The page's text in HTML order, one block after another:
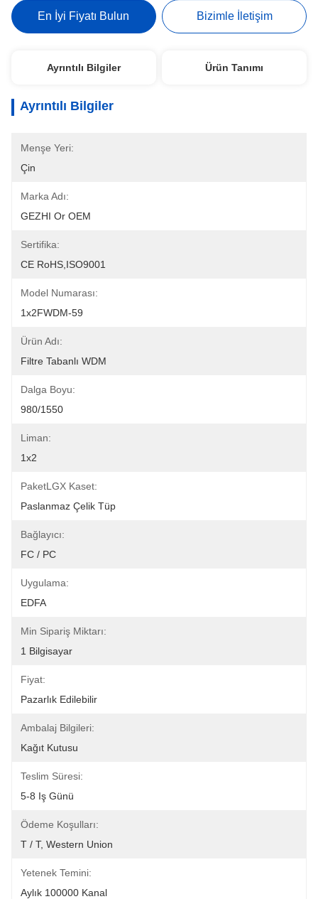
En İyi Fiyatı Bulun Bizimle İletişim
Ayrıntılı Bilgiler Ürün Tanımı
Ayrıntılı Bilgiler
Menşe Yeri:
Çin
Marka Adı:
GEZHI Or OEM
Sertifika:
CE RoHS,ISO9001
Model Numarası:
1x2FWDM-59
Ürün Adı:
Filtre Tabanlı WDM
Dalga Boyu:
980/1550
Liman:
1x2
PaketLGX Kaset:
Paslanmaz Çelik Tüp
Bağlayıcı:
FC / PC
Uygulama:
EDFA
Min Sipariş Miktarı:
1 Bilgisayar
Fiyat:
Pazarlık Edilebilir
Ambalaj Bilgileri:
Kağıt Kutusu
Teslim Süresi:
5-8 Iş Günü
Ödeme Koşulları:
T / T, Western Union
Yetenek Temini:
Aylık 100000 Kanal